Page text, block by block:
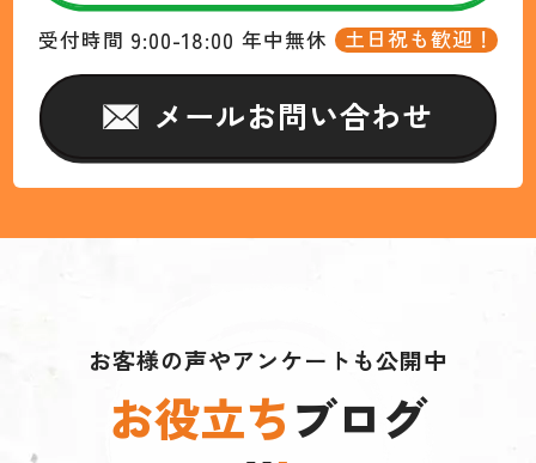
受付時間 9:00-18:00 年中無休 土日祝も歓迎！
メールお問い合わせ
お客様の声やアンケートも公開中
お役立ちブログ